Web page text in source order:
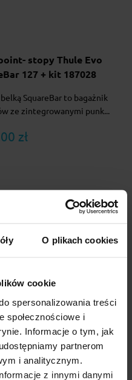
O plikach cookies
cookie
spersonalizowania treści
społecznościowe i
Informacje o tym, jak
partnerom
i analitycznym.
z innymi danymi
stopy Thule Evo
127 + kit 187028
SquareBar to bagażnik
ze zintegrowanymi punk...
zł
Dark 98/98 + kity Cruz